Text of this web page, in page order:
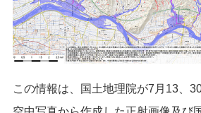
この情報は、国土地理院が7月13、